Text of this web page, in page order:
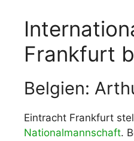
Frankfurt
Belgien:
Eintracht Frankfurt
Nationalmannschaft.